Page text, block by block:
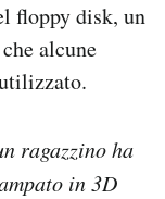
floppy disk, un
alcune
ragazzino ha
in 3D